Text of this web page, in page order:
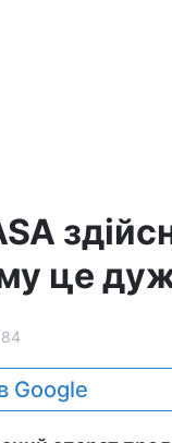
це
Google